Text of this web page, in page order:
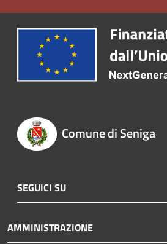
Comune di Seniga
SEGUICI SU
AMMINISTRAZIONE